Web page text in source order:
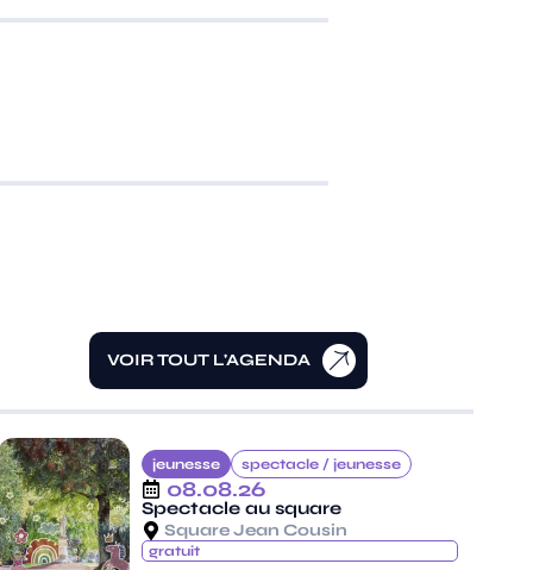
VOIR TOUT L'AGENDA
jeunesse spectacle /jeunesse
08.08.26
Spectacle au square
Square Jean Cousin
gratuit